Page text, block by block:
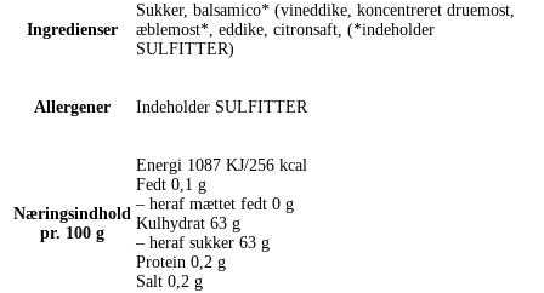
Ingredienser
Sukker, balsamico* (vineddike, koncentreret druemost,
æblemost*, eddike, citronsaft, (*indeholder
SULFITTER)
Allergener Indeholder SULFITTER
Næringsindhold
pr. 100 g
Energi 1087 KJ/256 kcal
Fedt 0,1 g
– heraf mættet fedt 0 g
Kulhydrat 63 g
– heraf sukker 63 g
Protein 0,2 g
Salt 0,2 g